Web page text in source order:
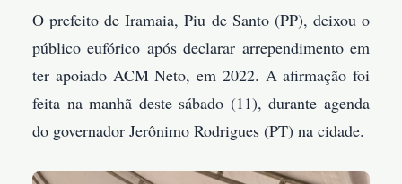
O prefeito de Iramaia, Piu de Santo (PP), deixou o
público eufórico após declarar arrependimento em
ter apoiado ACM Neto, em 2022. A afirmação foi
feita na manhã deste sábado (11), durante agenda
do governador Jerônimo Rodrigues (PT) na cidade.